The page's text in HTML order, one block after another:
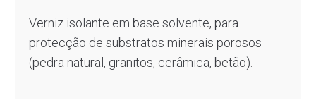
Verniz isolante em base solvente, para
protecção de substratos minerais porosos
(pedra natural, granitos, cerâmica, betão).